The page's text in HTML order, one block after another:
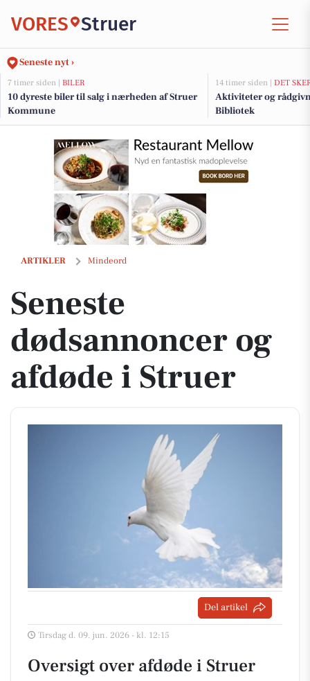
VORES Struer
Seneste nyt ›
7 timer siden | BILER
10 dyreste biler til salg i nærheden af Struer
Kommune
14 timer siden | DET
Aktiviteter og
Bibliotek
ARTIKLER Mindeord
Seneste dødsannoncer og afdøde i Struer
Seneste
dødsannoncer og
afdøde i Struer
Del artikel
Tirsdag d. 09. jun. 2026 - kl. 12:15
Oversigt over afdøde i Struer